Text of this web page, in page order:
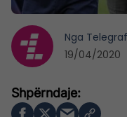
Nga
19/04/2020